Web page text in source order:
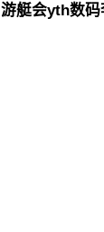
游艇会yth数